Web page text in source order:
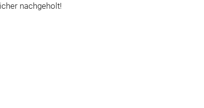
nachgeholt!